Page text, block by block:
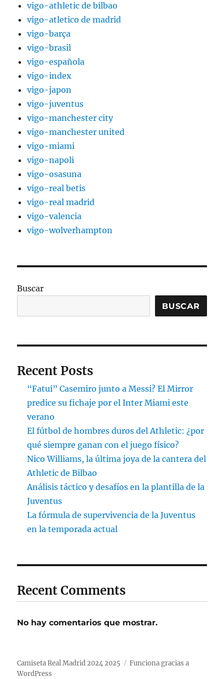
vigo-athletic de bilbao
vigo-atletico de madrid
vigo-barça
vigo-brasil
vigo-española
vigo-index
vigo-japon
vigo-juventus
vigo-manchester city
vigo-manchester united
vigo-miami
vigo-napoli
vigo-osasuna
vigo-real betis
vigo-real madrid
vigo-valencia
vigo-wolverhampton
Buscar
BUSCAR
Recent Posts
“Fatui” Casemiro junto a Messi? El Mirror
predice su fichaje por el Inter Miami este
verano
El fútbol de hombres duros del Athletic: ¿por
qué siempre ganan con el juego físico?
Nico Williams, la última joya de la cantera del
Athletic de Bilbao
Análisis táctico y desafíos en la plantilla de la
Juventus
La fórmula de supervivencia de la Juventus
en la temporada actual
Recent Comments
No hay comentarios que mostrar.
Camiseta Real Madrid 2024 2025
Funciona gracias a
WordPress